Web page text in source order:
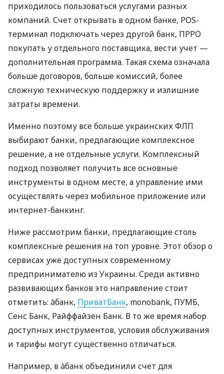
приходилось пользоваться услугами разных
компаний. Счет открывать в одном банке, POS-
терминал подключать через другой банк, ПРРО
покупать у отдельного поставщика, вести учет —
дополнительная программа. Такая схема означала
больше договоров, больше комиссий, более
сложную техническую поддержку и излишние
затраты времени.
Именно поэтому все больше украинских ФЛП
выбирают банки, предлагающие комплексное
решение, а не отдельные услуги. Комплексный
подход позволяет получить все основные
инструменты в одном месте, а управление ими
осуществлять через мобильное приложение или
интернет-банкинг.
Ниже рассмотрим банки, предлагающие столь
комплексные решения на топ уровне. Этот обзор о
сервисах уже доступных современному
предпринимателю из Украины. Среди активно
развивающих банков это направление стоит
отметить: àбанк, ПриватБанк, monobank, ПУМБ,
Сенс Банк, Райффайзен Банк. В то же время набор
доступных инструментов, условия обслуживания
и тарифы могут существенно отличаться.
Например, в àбанк объединили счет для